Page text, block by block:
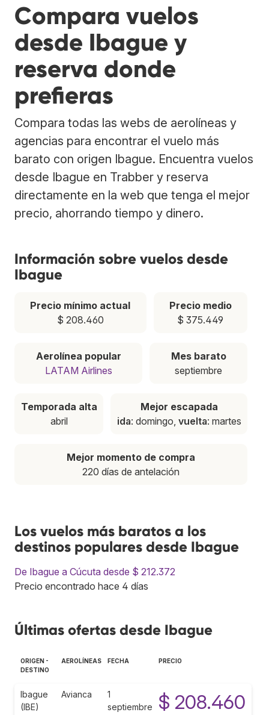
Compara vuelos
desde Ibague y
reserva donde
prefieras
Compara todas las webs de aerolíneas y
agencias para encontrar el vuelo más
barato con origen Ibague. Encuentra vuelos
desde Ibague en Trabber y reserva
directamente en la web que tenga el mejor
precio, ahorrando tiempo y dinero.
Información sobre vuelos desde
Ibague
Precio mínimo actual
$ 208.460
Precio medio
$ 375.449
Aerolínea popular
LATAM Airlines
Mes barato
septiembre
Temporada alta
abril
Mejor escapada
ida: domingo, vuelta: martes
Mejor momento de compra
220 días de antelación
Los vuelos más baratos a los
destinos populares desde Ibague
De Ibague a Cúcuta desde $ 212.372
Precio encontrado hace 4 días
Últimas ofertas desde Ibague
ORIGEN -
DESTINO
AEROLÍNEAS FECHA PRECIO
Ibague
(IBE)
Avianca
1
septiembre
$ 208.460